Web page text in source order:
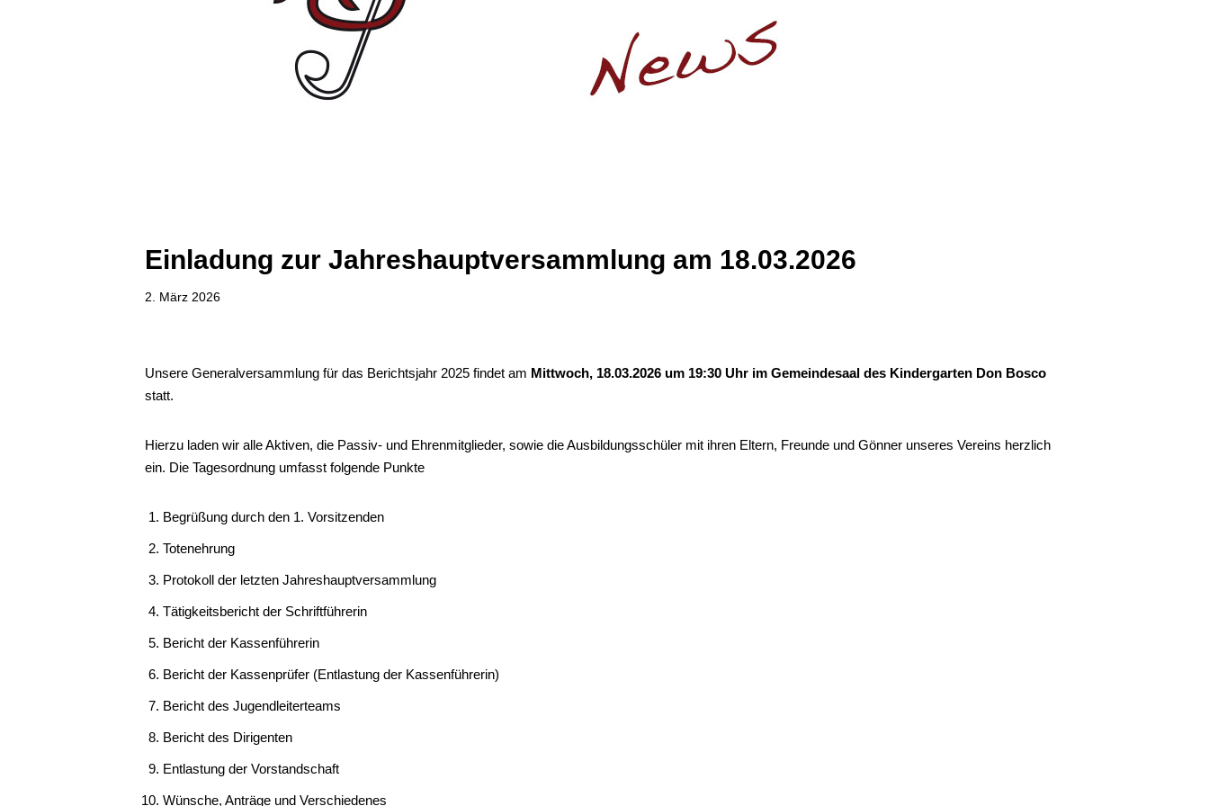
Einladung zur Jahreshauptversammlung am 18.03.2026
2. März 2026
Unsere Generalversammlung für das Berichtsjahr 2025 findet am Mittwoch, 18.03.2026 um 19:30 Uhr im Gemeindesaal des Kindergarten Don Bosco
statt.
Hierzu laden wir alle Aktiven, die Passiv- und Ehrenmitglieder, sowie die Ausbildungsschüler mit ihren Eltern, Freunde und Gönner unseres Vereins herzlich
ein. Die Tagesordnung umfasst folgende Punkte
Begrüßung durch den 1. Vorsitzenden
Totenehrung
Protokoll der letzten Jahreshauptversammlung
Tätigkeitsbericht der Schriftführerin
Bericht der Kassenführerin
Bericht der Kassenprüfer (Entlastung der Kassenführerin)
Bericht des Jugendleiterteams
Bericht des Dirigenten
Entlastung der Vorstandschaft
Wünsche, Anträge und Verschiedenes